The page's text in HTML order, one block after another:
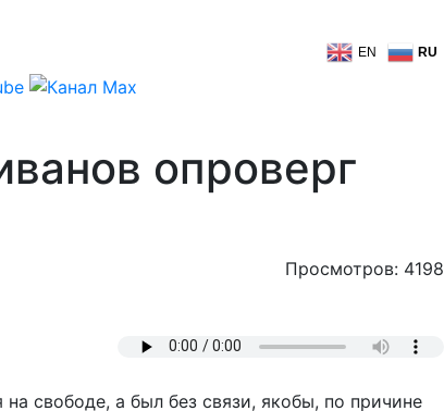
EN RU
опроверг
Просмотров: 4198
на свободе, а был без связи, якобы, по причине